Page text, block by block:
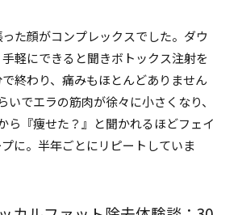
った顔がコンプレックスでした。ダウ
軽にできると聞きボトックス注射を
終わり、痛みもほとんどありません
いでエラの筋肉が徐々に小さくなり、
ら『痩せた？』と聞かれるほどフェイ
に。半年ごとにリピートしていま